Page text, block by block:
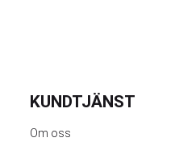
KUNDTJÄNST
Om oss